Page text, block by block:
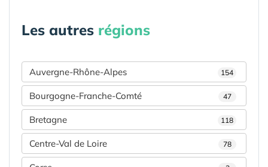
Les autres régions
Auvergne-Rhône-Alpes 154
Bourgogne-Franche-Comté 47
Bretagne 118
Centre-Val de Loire 78